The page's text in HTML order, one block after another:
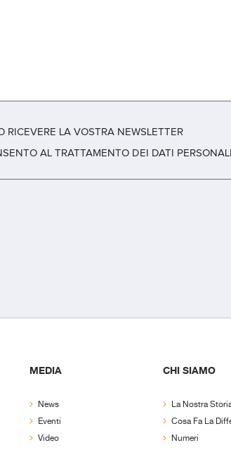
RICEVERE LA VOSTRA NEWSLETTER
AL TRATTAMENTO DEI DATI
MEDIA
News
Eventi
Video
CHI SIAMO
La Nostra
Cosa Fa La
Numeri